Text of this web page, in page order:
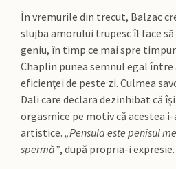
În vremurile din trecut, Balzac
slujba amorului trupesc îl face să
geniu, în timp ce mai spre
Chaplin punea semnul egal
eficienţei de peste zi. Culmea
Dali care declara dezinhibat că
orgasmice pe motiv că acestea
artistice. „Pensula este penisul
spermă”, după propria-i expresie.